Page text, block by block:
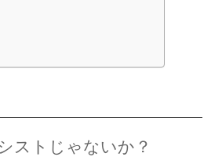
ストじゃないか？